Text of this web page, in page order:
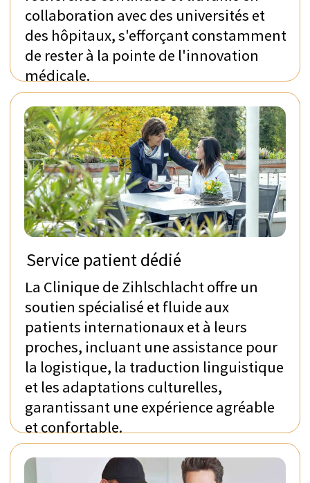
véritable rétablissement signifie plus qu'un
simple traitement médical ; cela signifie
retrouver les choses qui comptent le plus. La
Clinique est impatiente d'accueillir des
patients dans son service privé et de les
soutenir de tout cœur pour qu'ils puissent
30 min
Les détails de la conférence web
seront fournis après confirmation
RÉSERVER LA CONSULTATION